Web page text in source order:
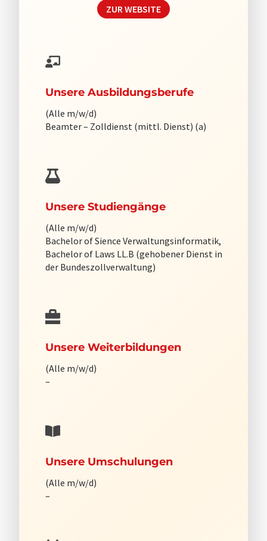
ZUR WEBSITE
Unsere Ausbildungsberufe
(Alle m/w/d)
Beamter – Zolldienst (mittl. Dienst) (a)
Unsere Studiengänge
(Alle m/w/d)
Bachelor of Sience Verwaltungsinformatik,
Bachelor of Laws LL.B (gehobener Dienst in
der Bundeszollverwaltung)
Unsere Weiterbildungen
(Alle m/w/d)
–
Unsere Umschulungen
(Alle m/w/d)
–